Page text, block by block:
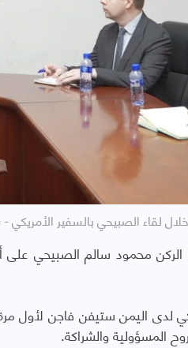
لقاء الصبيحي بالسفير الأمريكي
محمود سالم الصبيحي على
لدى اليمن ستيفن فاجن لأول
المسؤولية والشراكة.